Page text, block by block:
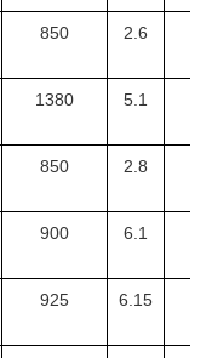
850 2.6
1380 5.1
850 2.8
900 6.1
925 6.15